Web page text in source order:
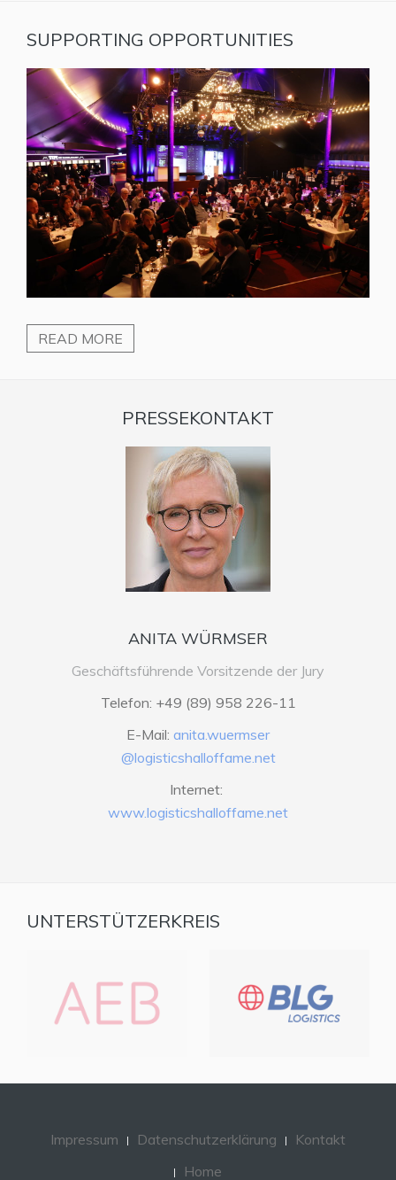
SUPPORTING OPPORTUNITIES
READ MORE
PRESSEKONTAKT
ANITA WÜRMSER
Geschäftsführende Vorsitzende der Jury
Telefon: +49 (89) 958 226-11
E-Mail: anita.wuermser
@logisticshalloffame.net
Internet:
www.logisticshalloffame.net
UNTERSTÜTZERKREIS
Datenschutzerklärung